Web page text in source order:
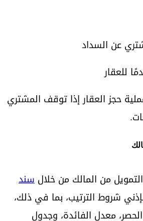
عن السداد
للعقار
حجز العقار إذا توقف المشتري
من المالك من خلال سند
شروط الترتيب، بما في ذلك،
معدل الفائدة، وجدول